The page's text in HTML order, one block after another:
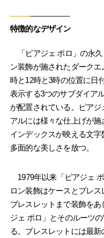
特徴的なデザイン
「ピアジェ ポロ」の永
ン装飾が施されたダーク
時と12時と3時の位置に日
表示する3つのサブダイア
が配置されている。ピア
アルには様々な仕上げが
インデックスが映える文字
多面的な美しさを放つ。
1979年以来「ピアジェ
ロン装飾はケースとブレス
ブレスレットまで装飾を
ジェ ポロ」とそのルーツ
る。ブレスレットには最